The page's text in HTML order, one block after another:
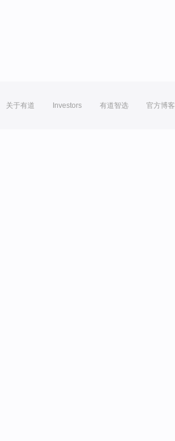
关于有道 Investors 有道智选 官方博客